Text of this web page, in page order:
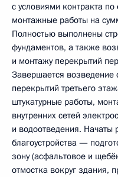
с условиями контракта
монтажные работы на
Полностью выполнены
фундаментов, а также
и монтажу перекрытий
Завершается возведение
перекрытий третьего
штукатурные работы,
внутренних сетей
и водоотведения.
благоустройства —
зону (асфальтовое и
отмостка вокруг здания,